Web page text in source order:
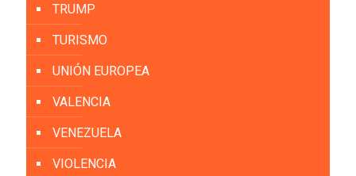
TRUMP
TURISMO
UNIÓN EUROPEA
VALENCIA
VENEZUELA
VIOLENCIA